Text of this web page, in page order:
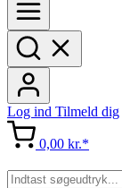
Log ind Tilmeld dig
0,00 kr.*